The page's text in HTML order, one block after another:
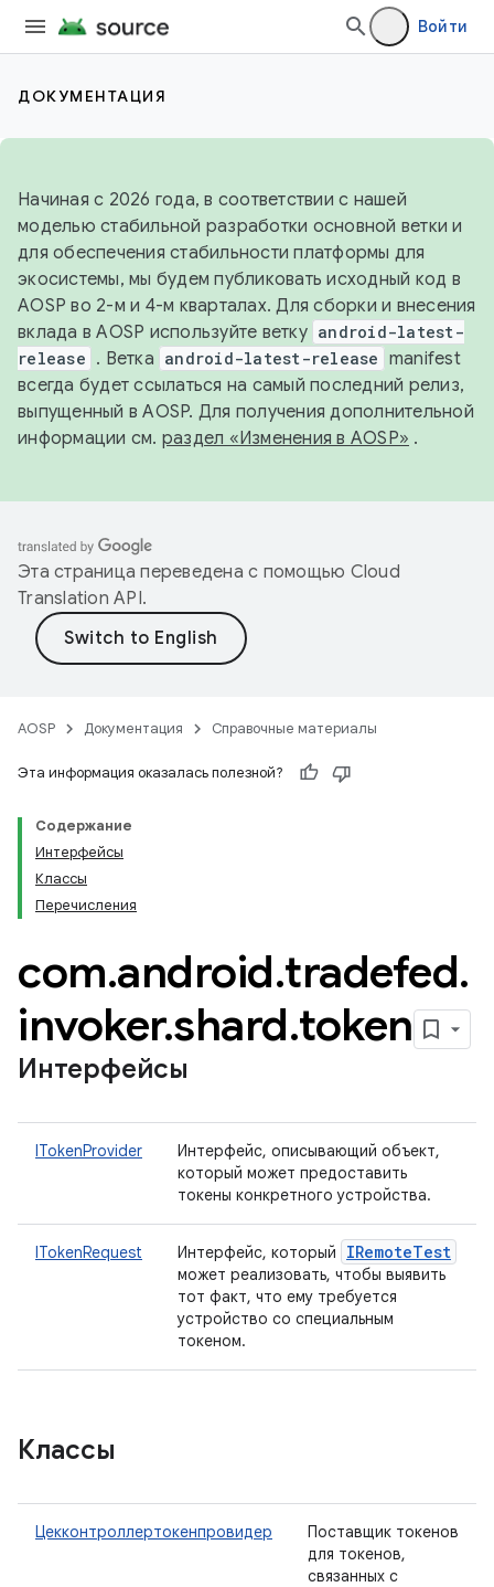
Войти
ДОКУМЕНТАЦИЯ
Начиная с 2026 года, в соответствии с нашей
моделью стабильной разработки основной ветки и
для обеспечения стабильности платформы для
экосистемы, мы будем публиковать исходный код в
AOSP во 2-м и 4-м кварталах. Для сборки и внесения
вклада в AOSP используйте ветку android-latest-
release . Ветка android-latest-release manifest
всегда будет ссылаться на самый последний релиз,
выпущенный в AOSP. Для получения дополнительной
информации см. раздел «Изменения в AOSP» .
Эта страница переведена с помощью Cloud
Translation API.
AOSP Документация Справочные материалы
Эта информация оказалась полезной?
Содержание
Интерфейсы
Классы
Перечисления
com.android.tradefed.
invoker.shard.token
Интерфейсы
ITokenProvider
Интерфейс, описывающий объект,
который может предоставить
токены конкретного устройства.
ITokenRequest Интерфейс, который IRemoteTest
может реализовать, чтобы выявить
тот факт, что ему требуется
устройство со специальным
токеном.
Классы
Цекконтроллертокенпровидер
Поставщик токенов
для токенов,
связанных с